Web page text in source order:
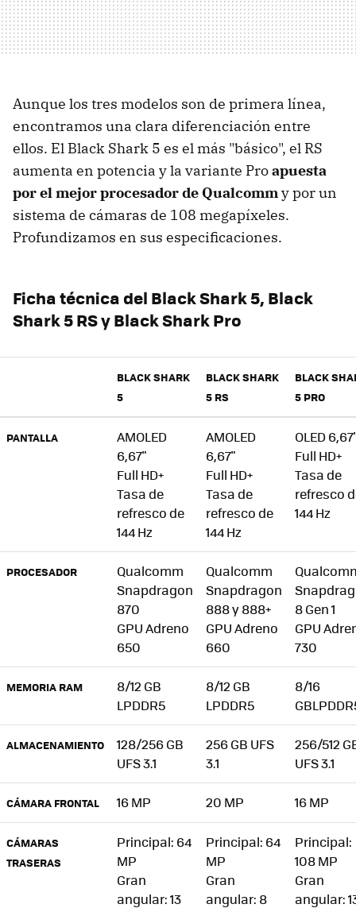
Aunque los tres modelos son de primera línea,
encontramos una clara diferenciación entre
ellos. El Black Shark 5 es el más "básico", el RS
aumenta en potencia y la variante Proapuesta
por el mejor procesador de Qualcommy por un
sistema de cámaras de 108 megapíxeles.
Profundizamos en sus especificaciones.
Ficha técnica del Black Shark 5, Black
Shark 5 RS y Black Shark Pro
BLACK SHARK
5
BLACK SHARK
5 RS
BLACK
5 PRO
PANTALLA
AMOLED
6,67"
Full HD+
Tasa de
refresco de
144 Hz
AMOLED
6,67"
Full HD+
Tasa de
refresco de
144 Hz
OLED
Full HD+
Tasa de
refresco
144 Hz
PROCESADOR
Qualcomm
Snapdragon
870
GPU Adreno
650
Qualcomm
Snapdragon
888 y 888+
GPU Adreno
660
8 Gen 1
GPU
730
MEMORIA RAM
8/12 GB
LPDDR5
8/12 GB
LPDDR5
8/16
ALMACENAMIENTO
128/256 GB
UFS 3.1
256 GB UFS
3.1
256/512
UFS 3.1
CÁMARA FRONTAL 16 MP 20 MP 16 MP
CÁMARAS
TRASERAS
Principal: 64
MP
Gran
angular: 13
Principal: 64
MP
Gran
angular: 8
Principal:
108 MP
Gran
angular: